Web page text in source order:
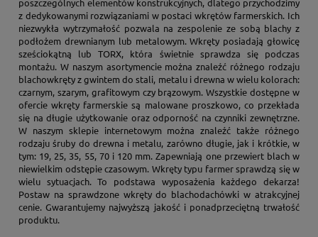
poszczególnych elementów konstrukcyjnych, dlatego przychodzimy
z dedykowanymi rozwiązaniami w postaci wkrętów farmerskich. Ich
niezwykła wytrzymałość pozwala na zespolenie ze sobą blachy z
podłożem drewnianym lub metalowym. Wkręty posiadają głowicę
sześciokątną lub TORX, która świetnie sprawdza się podczas
montażu. W naszym asortymencie można znaleźć różnego rodzaju
blachowkręty z gwintem do stali, metalu i drewna w wielu kolorach:
czarnym, szarym, grafitowym czy brązowym. Wszystkie dostępne w
ofercie wkręty farmerskie są malowane proszkowo, co przekłada
się na długie użytkowanie oraz odporność na czynniki zewnętrzne.
W naszym sklepie internetowym można znaleźć także różnego
rodzaju śruby do drewna i metalu, zarówno długie, jak i krótkie, w
tym: 19, 25, 35, 55, 70 i 120 mm. Zapewniają one przewiert blach w
niewielkim odstępie czasowym. Wkręty typu farmer sprawdzą się w
wielu sytuacjach. To podstawa wyposażenia każdego dekarza!
Postaw na sprawdzone wkręty do blachodachówki w atrakcyjnej
cenie. Gwarantujemy najwyższą jakość i ponadprzeciętną trwałość
produktu.